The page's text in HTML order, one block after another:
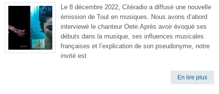
Le 8 décembre 2022, Citéradio a diffusé une nouvelle
émission de Tout en musiques. Nous avons d’abord
interviewé le chanteur Oete.Après avoir évoqué ses
débuts dans la musique, ses influences musicales
françaises et l’explication de son pseudonyme, notre
invité est
En lire plus